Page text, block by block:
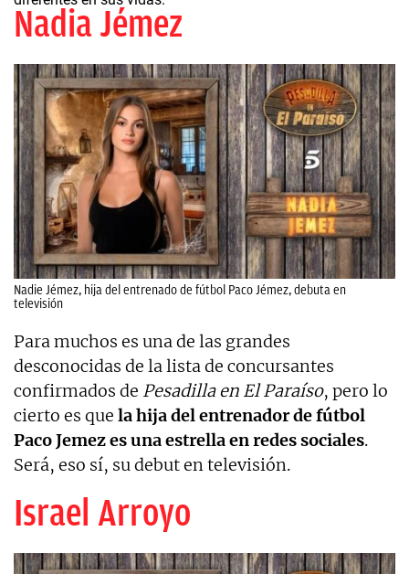
Nadia Jémez
Nadie Jémez, hija del entrenado de fútbol Paco Jémez, debuta en
televisión
Para muchos es una de las grandes
desconocidas de la lista de concursantes
confirmados de Pesadilla en El Paraíso, pero lo
cierto es que la hija del entrenador de fútbol
Paco Jemez es una estrella en redes sociales.
Será, eso sí, su debut en televisión.
Israel Arroyo